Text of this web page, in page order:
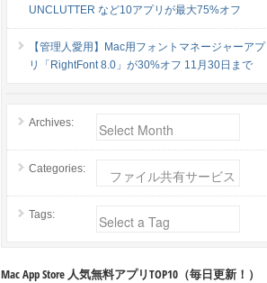
UNCLUTTER など10アプリが最大75%オフ
【管理人愛用】Mac用フォントマネージャーアプ
リ「RightFont 8.0」が30%オフ 11月30日まで
Archives:
Categories:
Tags:
Mac App Store 人気無料アプリTOP10（毎日更新！）